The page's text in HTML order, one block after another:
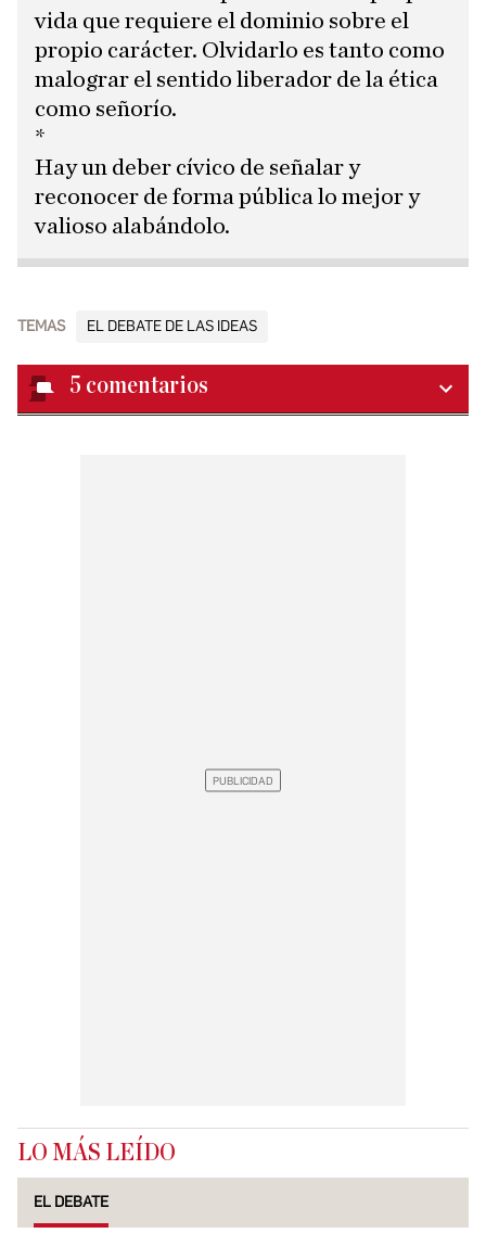
vida que requiere el dominio sobre el
propio carácter. Olvidarlo es tanto como
malograr el sentido liberador de la ética
como señorío.
*
Hay un deber cívico de señalar y
reconocer de forma pública lo mejor y
valioso alabándolo.
TEMAS EL DEBATE DE LAS IDEAS
5 comentarios
LO MÁS LEÍDO
EL DEBATE